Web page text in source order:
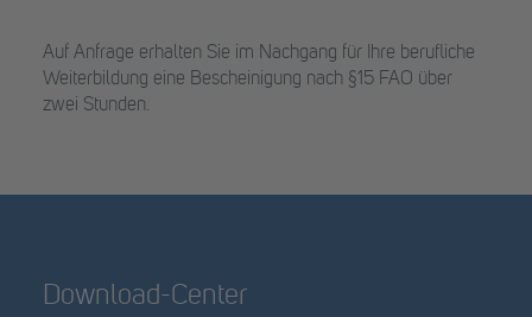
Auf Anfrage erhalten Sie im Nachgang für Ihre berufliche
Weiterbildung eine Bescheinigung nach §15 FAO über
zwei Stunden.
Download-Center